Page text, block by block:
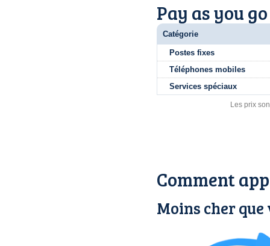
Pay as you
Catégorie
Postes fixes
Téléphones mobiles
Services spéciaux
Les prix
Comment
Moins cher